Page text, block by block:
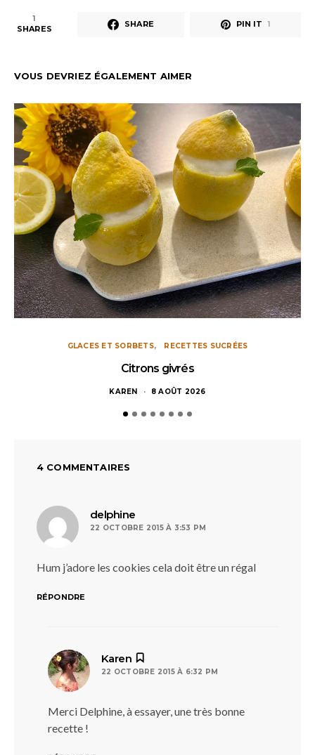
1
SHARES SHARE PIN IT 1
VOUS DEVRIEZ ÉGALEMENT AIMER
GLACES ET SORBETS RECETTES SUCRÉES
Citrons givrés
KAREN 8 AOÛT 2026
4 COMMENTAIRES
delphine
22 OCTOBRE 2015 À 3:53 PM
Hum j’adore les cookies cela doit être un régal
RÉPONDRE
Karen
22 OCTOBRE 2015 À 6:32 PM
Merci Delphine, à essayer, une très bonne
recette !